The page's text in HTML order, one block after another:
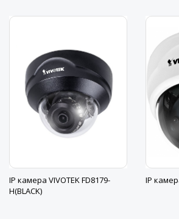
IP камера VIVOTEK FD8179-
H(BLACK)
IP